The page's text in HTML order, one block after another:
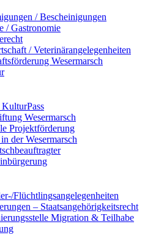
/ Bescheinigungen
/ Gastronomie
/ Veterinärangelegenheiten
Wesermarsch
Wesermarsch
Projektförderung
der Wesermarsch
Flüchtlingsangelegenheiten
– Staatsangehörigkeitsrecht
Migration & Teilhabe